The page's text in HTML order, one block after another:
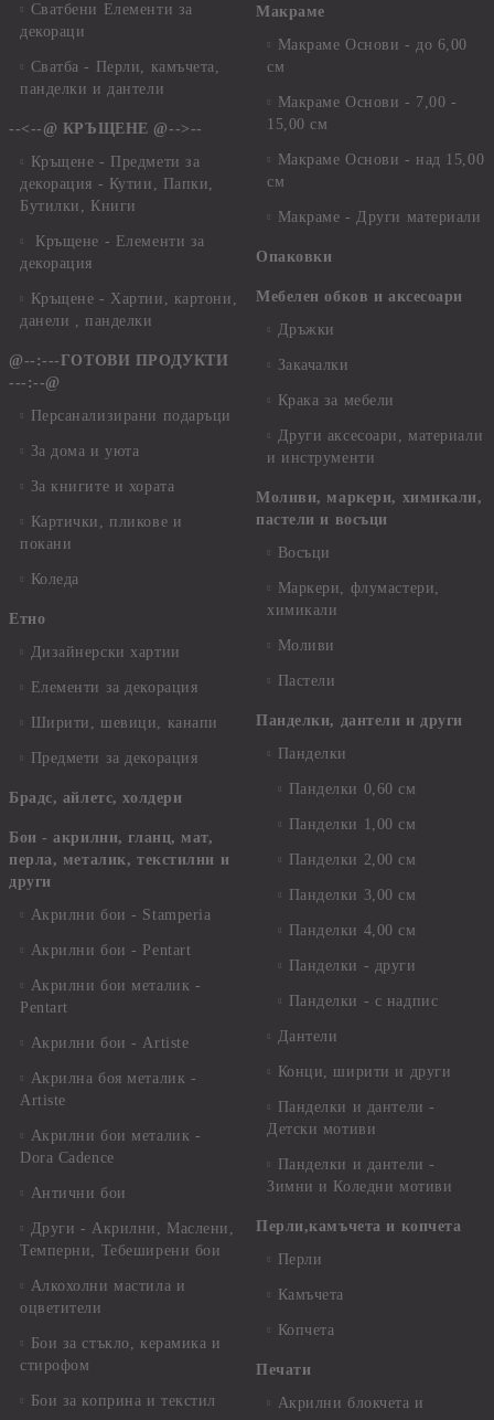
Сватбени Елементи за
декораци
Сватба - Перли, камъчета,
панделки и дантели
--<--@ КРЪЩЕНЕ @-->--
Кръщене - Предмети за
декорация - Кутии, Папки,
Бутилки, Книги
Кръщене - Елементи за
декорация
Кръщене - Хартии, картони,
данели , панделки
@--:---ГОТОВИ ПРОДУКТИ
---:--@
Персанализирани подаръци
За дома и уюта
За книгите и хората
Картички, пликове и
покани
Коледа
Етно
Дизайнерски хартии
Елементи за декорация
Ширити, шевици, канапи
Предмети за декорация
Брадс, айлетс, холдери
Бои - акрилни, гланц, мат,
перла, металик, текстилни и
други
Акрилни бои - Stamperia
Акрилни бои - Pentart
Акрилни бои металик -
Pentart
Акрилни бои - Artiste
Акрилна боя металик -
Artiste
Акрилни бои металик -
Dora Cadence
Антични бои
Други - Акрилни, Маслени,
Темперни, Тебеширени бои
Алкохолни мастила и
оцветители
Бои за стъкло, керамика и
стирофом
Бои за коприна и текстил
Макраме
Макраме Основи - до 6,00
см
Макраме Основи - 7,00 -
15,00 см
Макраме Основи - над 15,00
см
Макраме - Други материали
Опаковки
Мебелен обков и аксесоари
Дръжки
Закачалки
Крака за мебели
Други аксесоари, материали
и инструменти
Моливи, маркери, химикали,
пастели и восъци
Восъци
Маркери, флумастери,
химикали
Моливи
Пастели
Панделки, дантели и други
Панделки
Панделки 0,60 см
Панделки 1,00 см
Панделки 2,00 см
Панделки 3,00 см
Панделки 4,00 см
Панделки - други
Панделки - с надпис
Дантели
Конци, ширити и други
Панделки и дантели -
Детски мотиви
Панделки и дантели -
Зимни и Коледни мотиви
Перли,камъчета и копчета
Перли
Камъчета
Копчета
Печати
Акрилни блокчета и